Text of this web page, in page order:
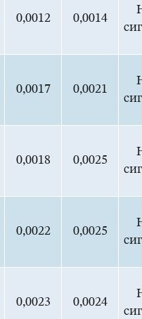
0,0012 0,0014
0,0017 0,0021
0,0018 0,0025
0,0022 0,0025
0,0023 0,0024